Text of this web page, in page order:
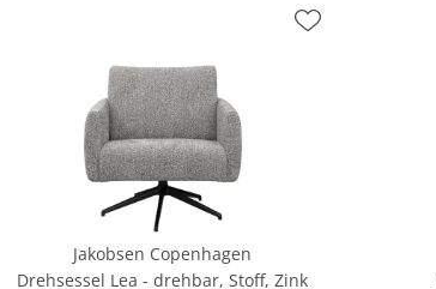
Jakobsen Copenhagen
Drehsessel Lea - drehbar, Stoff, Zink